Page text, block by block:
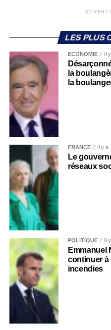
LES PLUS
ECONOMIE Il
la
la
FRANCE Il y a
Le
réseaux
POLITIQUE Il
Emmanuel
continuer à
incendies